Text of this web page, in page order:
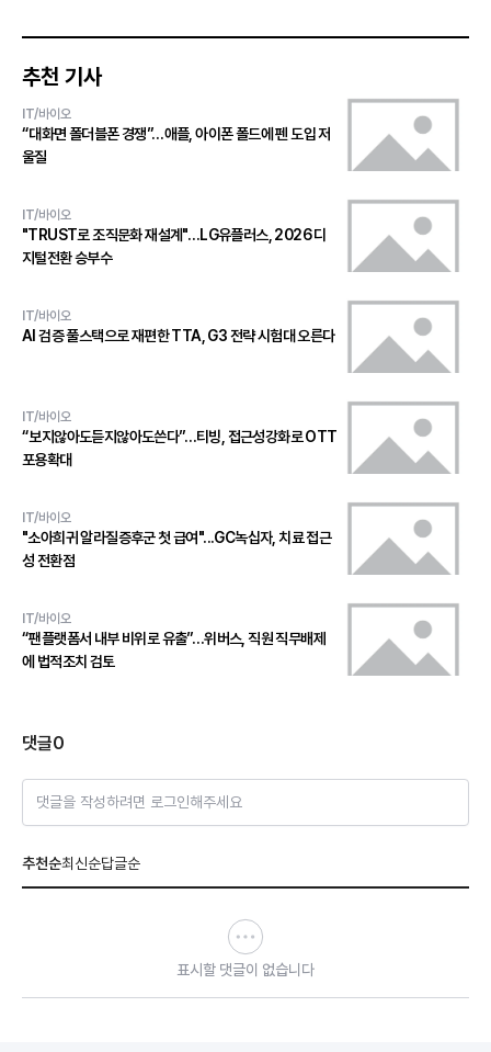
추천 기사
IT/바이오
“대화면 폴더블폰 경쟁”…애플, 아이폰 폴드에 펜 도입 저
울질
IT/바이오
"TRUST로 조직문화 재설계"…LG유플러스, 2026 디
지털전환 승부수
IT/바이오
AI 검증 풀스택으로 재편한 TTA, G3 전략 시험대 오른다
IT/바이오
“보지않아도듣지않아도쓴다”…티빙, 접근성강화로 OTT
포용확대
IT/바이오
"소아희귀 알라질증후군 첫 급여"...GC녹십자, 치료 접근
성 전환점
IT/바이오
“팬플랫폼서 내부 비위로 유출”…위버스, 직원 직무배제
에 법적조치 검토
댓글0
댓글을 작성하려면 로그인해주세요
추천순최신순답글순
표시할 댓글이 없습니다